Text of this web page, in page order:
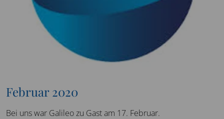
Februar 2020
Bei uns war Galileo zu Gast am 17. Februar.